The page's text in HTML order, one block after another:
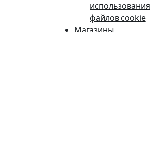
использования
файлов cookie
Магазины